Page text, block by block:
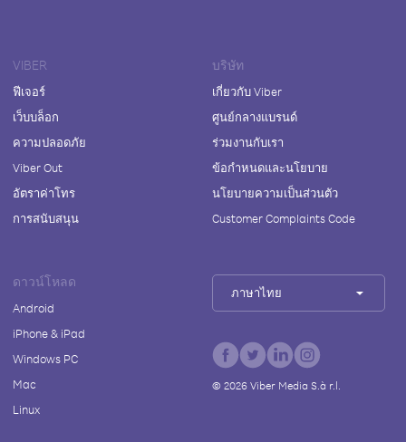
VIBER
ฟีเจอร์
เว็บบล็อก
ความปลอดภัย
Viber Out
อัตราค่าโทร
การสนับสนุน
บริษัท
เกี่ยวกับ Viber
ศูนย์กลางแบรนด์
ร่วมงานกับเรา
ข้อกำหนดและนโยบาย
นโยบายความเป็นส่วนตัว
Customer Complaints Code
ดาวน์โหลด
Android
iPhone & iPad
Windows PC
Mac
Linux
ภาษาไทย
© 2026Viber Media S.à r.l.